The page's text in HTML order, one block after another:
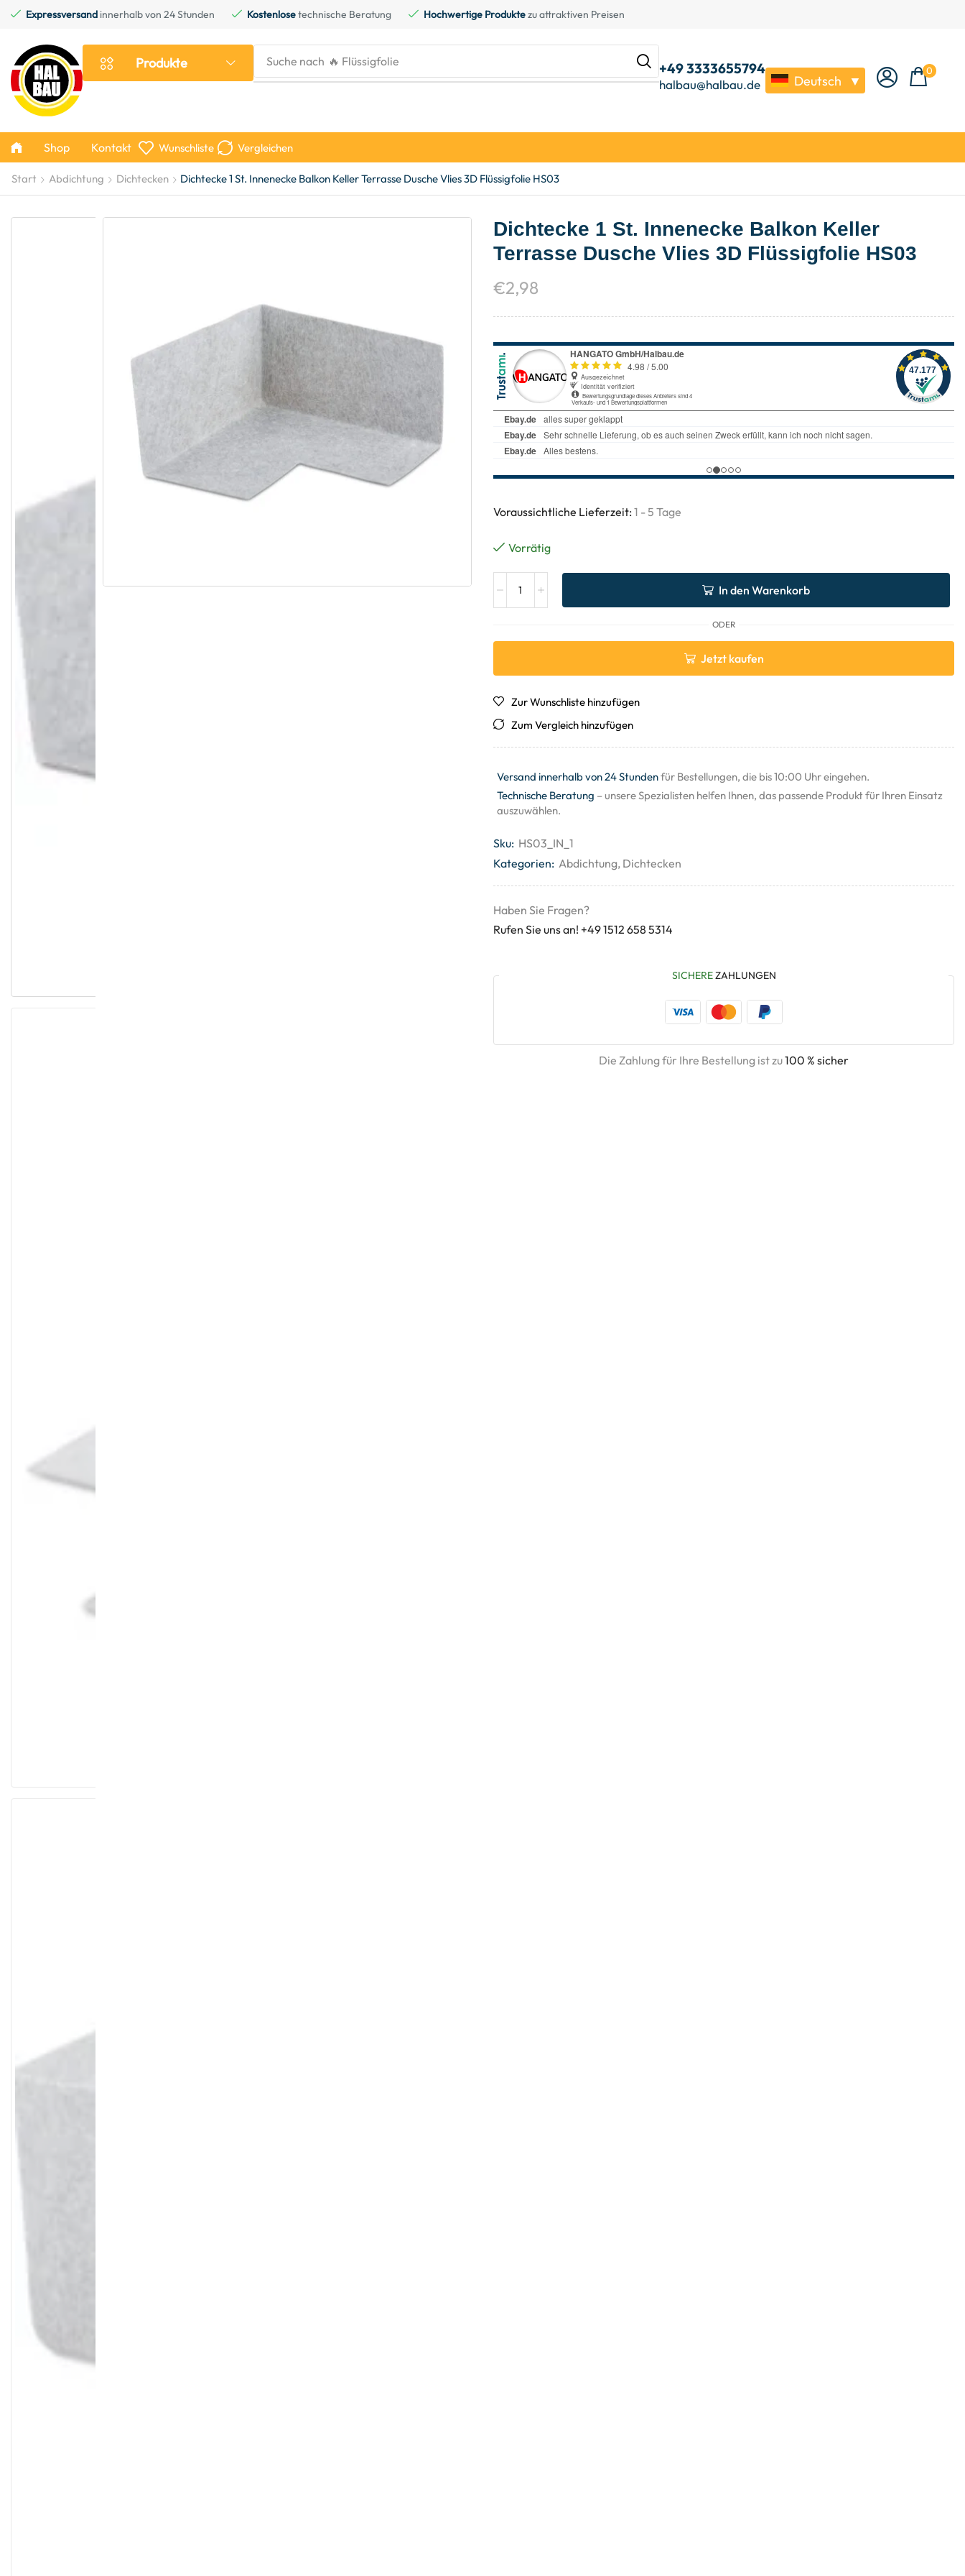
Expressversand innerhalb von 24 Stunden Kostenlosetechnische Beratung Hochwertige Produktezu attraktiven Preisen
Produkte Suche nach 🔥 Kreidefarbe +49 3333655794
halbau@halbau.de Deutsch ▼
0
Shop Kontakt Wunschliste Vergleichen
Start Abdichtung Dichtecken Dichtecke 1 St. Innenecke Balkon Keller Terrasse Dusche Vlies 3D Flüssigfolie HS03
Dichtecke 1 St. Innenecke Balkon Keller
Terrasse Dusche Vlies 3D Flüssigfolie HS03
€2,98
Voraussichtliche Lieferzeit: 1 - 5 Tage
Vorrätig
In den Warenkorb
ODER
Jetzt kaufen
Zur Wunschliste hinzufügen
Zum Vergleich hinzufügen
Versand innerhalb von 24 Stundenfür Bestellungen, die bis 10:00 Uhr eingehen.
Technische Beratung – unsere Spezialisten helfen Ihnen, das passende Produkt für Ihren Einsatz
auszuwählen.
Sku: HS03_IN_1
Kategorien: Abdichtung, Dichtecken
Haben Sie Fragen?
Rufen Sie uns an! +49 1512 658 5314
SICHEREZAHLUNGEN
Die Zahlung für Ihre Bestellung ist zu100 % sicher